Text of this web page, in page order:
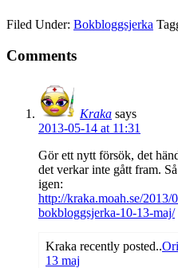
Filed Under: Bokbloggsjerka
Comments
Kraka says
2013-05-14 at 11:31
Gör ett nytt försök, det
det verkar inte gått fram.
igen:
http://kraka.moah.se/2013/
bokbloggsjerka-10-13-maj/
Kraka recently posted..
13 maj